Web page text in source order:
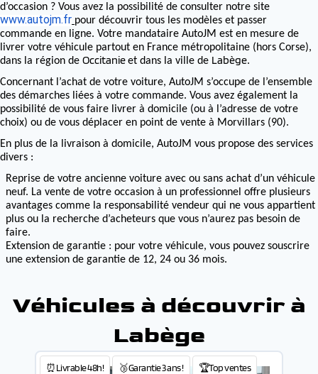
d’occasion ? Vous avez la possibilité de consulter notre site
www.autojm.fr pour découvrir tous les modèles et passer
commande en ligne. Votre mandataire AutoJM est en mesure de
livrer votre véhicule partout en France métropolitaine (hors Corse),
dans la région de Occitanieet dans la ville de Labège.
Concernant l’achat de votre voiture, AutoJM s’occupe de l’ensemble
des démarches liées à votre commande. Vous avez également la
possibilité de vous faire livrer à domicile (ou à l’adresse de votre
choix) ou de vous déplacer en point de vente à Morvillars (90).
En plus de la livraison à domicile, AutoJM vous propose des services
divers :
Reprise de votre ancienne voiture avec ou sans achat d’un véhicule
neuf. La vente de votre occasion à un professionnel offre plusieurs
avantages comme la responsabilité vendeur qui ne vous appartient
plus ou la recherche d’acheteurs que vous n’aurez pas besoin de
faire.
Extension de garantie : pour votre véhicule, vous pouvez souscrire
une extension de garantie de 12, 24 ou 36 mois.
Véhicules à découvrir à
Labège
⏰Livrable 48h! 🥉Garantie 3 ans ! 🏆Top ventes